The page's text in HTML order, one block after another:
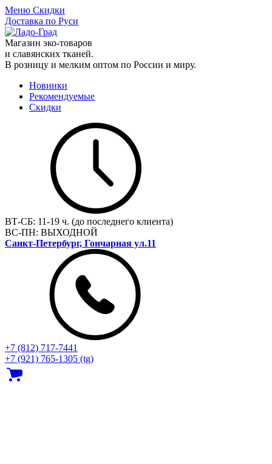
Меню Скидки
Доставка по Руси
Магазин эко-товаров
и славянских тканей.
В розницу и мелким оптом по России и миру.
Новинки
Рекомендуемые
Скидки
ВТ-СБ: 11-19 ч. (до последнего клиента)
ВС-ПН: ВЫХОДНОЙ
Санкт-Петербург, Гончарная ул.11
+7 (812) 717‑7441
+7 (921) 765-1305 (tg)